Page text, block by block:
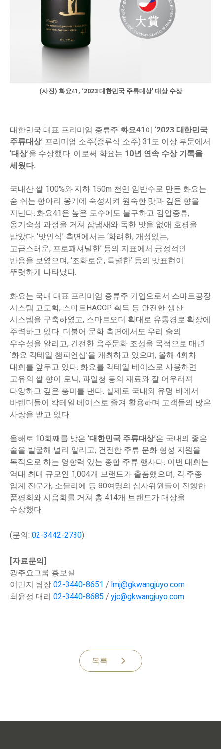
(사진) 화요41, ‘2023 대한민국 주류대상’ 대상 수상
대한민국 대표 프리미엄 증류주 화요41이 ‘2023 대한민국
주류대상’ 프리미엄 소주(증류식 소주) 31도 이상 부문에서
‘대상’을 수상했다. 이로써 화요는 10년 연속 수상 기록을
세웠다.
국내산 쌀 100%와 지하 150m 천연 암반수로 만든 화요는
숨 쉬는 항아리 옹기에 숙성시켜 원숙한 맛과 깊은 향을
지닌다. 화요41은 높은 도수에도 불구하고 감압증류,
옹기숙성 과정을 거쳐 잡냄새와 독한 맛을 없애 호평을
받았다. ‘맛인식’ 측면에서는 ‘화려한, 개성있는,
고급스러운, 프로패셔널한’ 등의 지표에서 긍정적인
반응을 보였으며, ‘조화로운, 특별한’ 등의 맛표현이
뚜렷하게 나타났다.
화요는 국내 대표 프리미엄 증류주 기업으로서 스마트공장
시스템 고도화, 스마트HACCP 획득 등 안전한 생산
시스템을 구축하였고, 스마트오더 확대로 유통경로 확장에
주력하고 있다. 더불어 문화 측면에서도 우리 술의
우수성을 알리고, 건전한 음주문화 조성을 목적으로 매년
‘화요 칵테일 챔피언십’을 개최하고 있으며, 올해 4회차
대회를 앞두고 있다. 화요를 칵테일 베이스로 사용하면
고유의 쌀 향이 토닉, 과일청 등의 재료와 잘 어우러져
다양하고 깊은 풍미를 낸다. 실제로 국내외 유명 바에서
바텐더들이 칵테일 베이스로 즐겨 활용하며 고객들의 많은
사랑을 받고 있다.
올해로 10회째를 맞은 ‘대한민국 주류대상’은 국내의 좋은
술을 발굴해 널리 알리고, 건전한 주류 문화 형성 지원을
목적으로 하는 영향력 있는 종합 주류 행사다. 이번 대회는
역대 최대 규모인 1,004개 브랜드가 출품했으며, 각 주종
업계 전문가, 소믈리에 등 80여명의 심사위원들이 진행한
품평회와 시음회를 거쳐 총 414개 브랜드가 대상을
수상했다.
(문의: 02-3442-2730)
[자료문의]
광주요그룹 홍보실
이민지 팀장 02-3440-8651 / lmj@gkwangjuyo.com
최윤정 대리 02-3440-8685 / yjc@gkwangjuyo.com
목록